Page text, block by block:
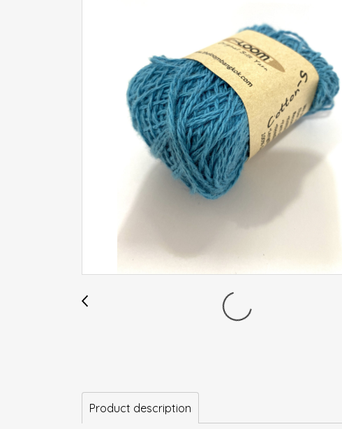
Product description